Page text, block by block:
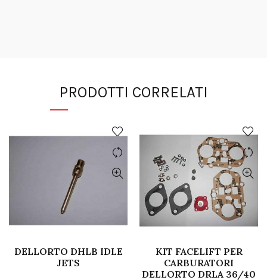
PRODOTTI CORRELATI
DELLORTO DHLB IDLE
JETS
KIT FACELIFT PER
CARBURATORI
DELLORTO DRLA 36/40